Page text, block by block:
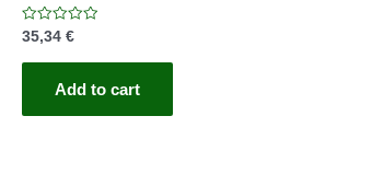
Rated
out
35,34 €
Add to cart